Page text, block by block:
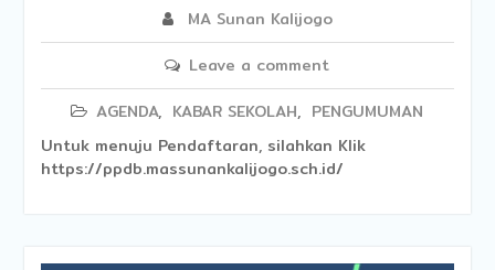
MA Sunan Kalijogo
Leave a comment
AGENDA, KABAR SEKOLAH, PENGUMUMAN
Untuk menuju Pendaftaran, silahkan Klik
https://ppdb.massunankalijogo.sch.id/